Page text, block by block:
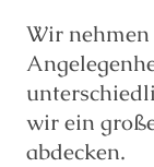
Wir
wir ein
abdecken.